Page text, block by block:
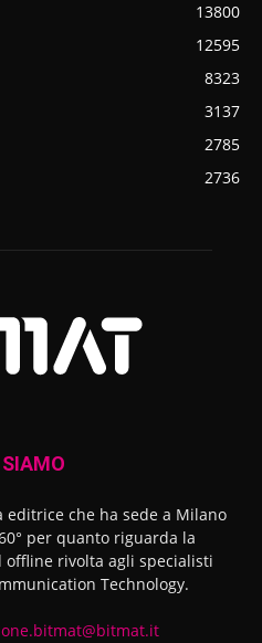
13800
12595
8323
3137
2785
2736
editrice che ha sede a Milano
per quanto riguarda la
rivolta agli specialisti
Technology.